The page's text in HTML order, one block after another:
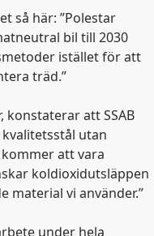
så här: ”Polestar
bil till 2030
istället för att
träd.”
konstaterar att SSAB
utan
att vara
koldioxidutsläppen
material vi använder.”
under hela